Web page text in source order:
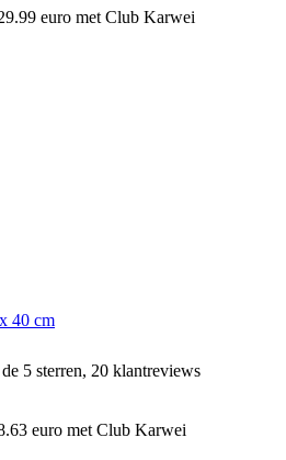
euro met Club Karwei
40 cm
5 sterren, 20 klantreviews
euro met Club Karwei